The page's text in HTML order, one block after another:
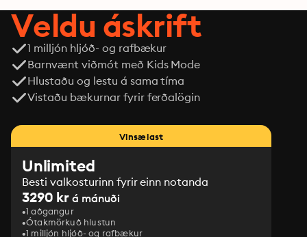
Veldu áskrift
1 milljón hljóð- og rafbækur
Barnvænt viðmót með Kids Mode
Hlustaðu og lestu á sama tíma
Vistaðu bækurnar fyrir ferðalögin
Vinsælast
Unlimited
Besti valkosturinn fyrir einn notanda
3290 kr á mánuði
1 aðgangur
Ótakmörkuð hlustun
1 milljón hljóð- og rafbækur